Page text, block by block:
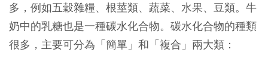
多，例如五穀雜糧、根莖類、蔬菜、水果、豆類。牛
奶中的乳糖也是一種碳水化合物。碳水化合物的種類
很多，主要可分為「簡單」和「複合」兩大類：